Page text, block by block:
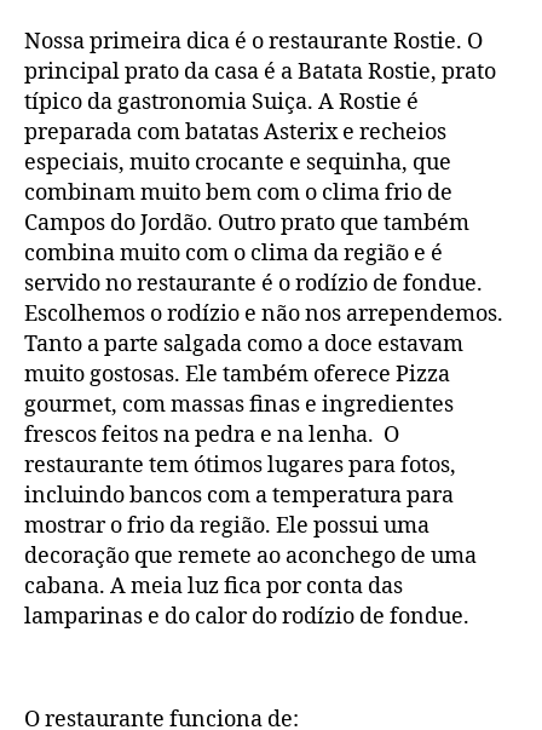
Nossa primeira dica é o restaurante Rostie. O
principal prato da casa é a Batata Rostie, prato
típico da gastronomia Suiça. A Rostie é
preparada com batatas Asterix e recheios
especiais, muito crocante e sequinha, que
combinam muito bem com o clima frio de
Campos do Jordão. Outro prato que também
combina muito com o clima da região e é
servido no restaurante é o rodízio de fondue.
Escolhemos o rodízio e não nos arrependemos.
Tanto a parte salgada como a doce estavam
muito gostosas. Ele também oferece Pizza
gourmet, com massas finas e ingredientes
frescos feitos na pedra e na lenha. O
restaurante tem ótimos lugares para fotos,
incluindo bancos com a temperatura para
mostrar o frio da região. Ele possui uma
decoração que remete ao aconchego de uma
cabana. A meia luz fica por conta das
lamparinas e do calor do rodízio de fondue.
O restaurante funciona de: